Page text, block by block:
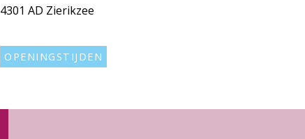
4301 AD Zierikzee
OPENINGSTIJDEN